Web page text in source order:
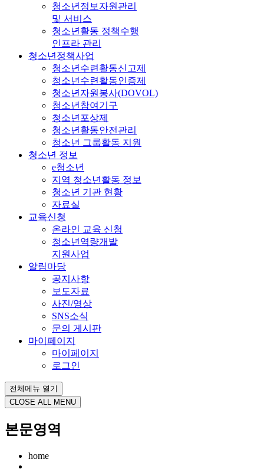
청소년정보자원관리
및 서비스
청소년활동 정책수행
인프라 관리
청소년정책사업
청소년수련활동신고제
청소년수련활동인증제
청소년자원봉사(DOVOL)
청소년참여기구
청소년포상제
청소년활동안전관리
청소년 그룹활동 지원
청소년 정보
e청소년
지역 청소년활동 정보
청소년 기관 현황
자료실
교육신청
온라인 교육 신청
청소년역량개발
지원사업
알림마당
공지사항
보도자료
사진/영상
SNS소식
문의 게시판
마이페이지
마이페이지
로그인
전체메뉴 열기
CLOSE ALL MENU
본문영역
home